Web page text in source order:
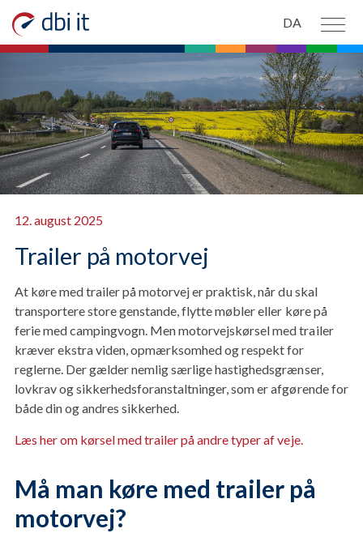
DA
OM OS
NYHEDER
12. august 2025
Trailer på motorvej
At køre med trailer på motorvej er praktisk, når du skal
transportere store genstande, flytte møbler eller køre på
ferie med campingvogn. Men motorvejskørsel med trailer
kræver ekstra viden, opmærksomhed og respekt for
reglerne. Der gælder nemlig særlige hastighedsgrænser,
lovkrav og sikkerhedsforanstaltninger, som er afgørende for
både din og andres sikkerhed.
Læs her om kørsel med trailer på andre typer af veje.
Må man køre med trailer på
motorvej?